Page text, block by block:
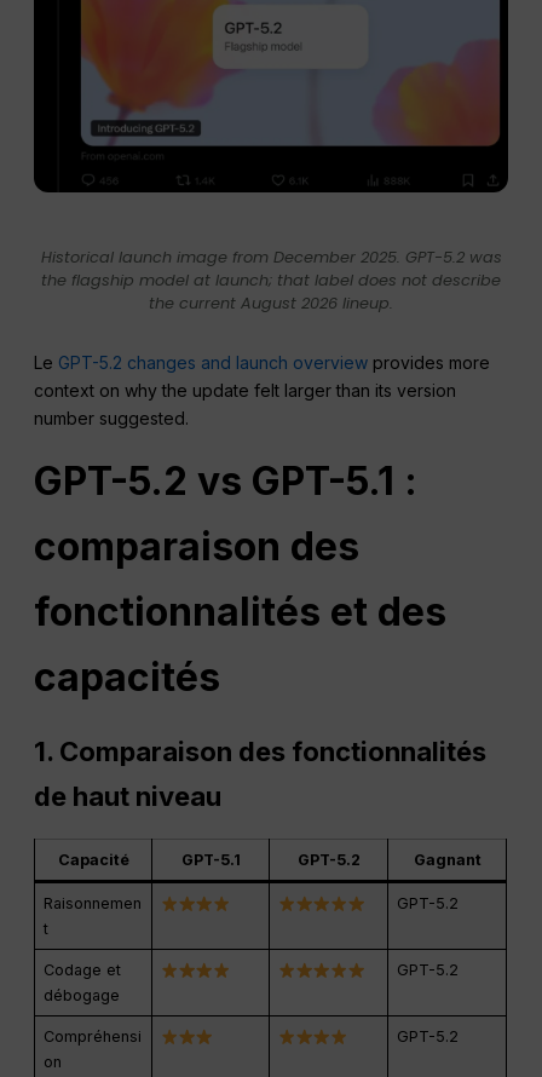
Historical launch image from December 2025. GPT-5.2 was
the flagship model at launch; that label does not describe
the current August 2026 lineup.
Le GPT-5.2 changes and launch overview provides more
context on why the update felt larger than its version
number suggested.
GPT-5.2 vs GPT-5.1 :
comparaison des
fonctionnalités et des
capacités
1. Comparaison des fonctionnalités
de haut niveau
Capacité GPT-5.1 GPT-5.2 Gagnant
Raisonnemen
t
GPT-5.2
Codage et
débogage
GPT-5.2
Compréhensi
on
GPT-5.2